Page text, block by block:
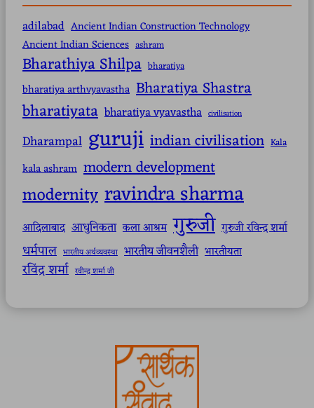
adilabad Ancient Indian Construction Technology
Ancient Indian Sciences ashram
Bharathiya Shilpa bharatiya
bharatiya arthvyavastha Bharatiya Shastra
bharatiyata bharatiya vyavastha civilisation
Dharampal guruji indian civilisation Kala
kala ashram modern development
modernity ravindra sharma
आदिलाबाद आधुनिकता कला आश्रम गुरुजी गुरुजी रविन्द्र शर्मा
धर्मपाल भारतीय अर्थव्यवस्था भारतीय जीवनशैली भारतीयता
रविंद्र शर्मा रवीन्द्र शर्मा जी